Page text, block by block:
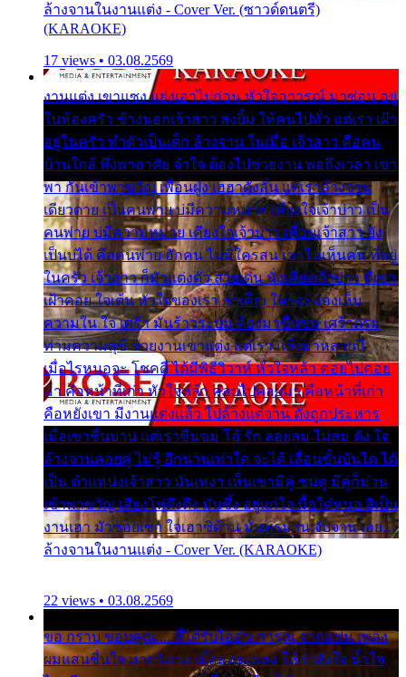
ล้างจานในงานแต่ง - Cover Ver. (ซาวด์ดนตรี)
(KARAOKE)
17 views • 03.08.2569
งานแต่ง เขาแซง แย่งเอาไปก่อน หัวใจอาวรณ์ มาซ่อน อยู่
ในห้องครัว ข้างนอกเจ้าสาว ส่งยิ้ม ให้คนไปทั่ว แต่เรา เฝ้า
อยู่ในครัว ทำตัวเป็นเด็ก ล้างจาน ในเมื่อ เจ้าสาว คือคน
บ้านใกล้ พึ่งพาอาศัย จำใจ ต้องไปช่วยงาน พอถึงเวลา เขา
พา กันเข้าพาขวัญ เพื่อนฝูง เฮฮาดังลั่น แต่เราล้างจาน
เดียวดาย เป็นคนพ่าย บ่มีความหมาย เคียงใจเจ้าบ่าว เป็น
คนพ่าย บ่มีความหมาย เคียงใจเจ้าบ่าว เพื่อนเจ้าสาว ยัง
เป็นบ่ได้ คือคนพ่าย ฮักคน ไม่มีใครสน เขาไม่เห็นคน ที่อยู่
ในครัว เจ้าสาว ก็มัวแต่งตัว สวยเด่น นั่งเคียงเจ้าบ่าว ที่เขา
เฝ้าคอย ใจเต้น หัวใจของเรา ลำเค็ญ ใครจะมองเห็น
ความใน ใจ เศร้า มันร้าวระบม ต้องมาขื่นขม เศร้าตรม
ท่ามความสุขี ช่วยงานเขาแต่ง แต่เรา แล้งมาหลายปี
เมื่อไรหนอจะ โชคดี ได้มีพิธีวิวาห์ หัวใจหล้า คอยไปคอย
มา คือหน้าที่เก่า หัวใจหล้า คอยไปคอยมา คือหน้าที่เก่า
คือหยังเขา มีงานแต่งแล้ว ไปล้างแต่จาน ดั่งถูกประหาร
เมื่อเขาชื่นบาน แต่เราขื่นขม โอ้ รัก ลอยลม ไม่สม ดัง ใจ
ล้างจานคอยคู่ ไม่รู้ อีกนานเท่าใด จะได้ เลื่อนขั้นบันได ได้
เป็น ตำแหน่งเจ้าสาว มันเหงา เห็นเขามีคู่ ซมดู มีคู่ก็ม่วน
เข้าพาขวัญ เสียงโห่ตึงตึง มันซึ้ง อยู่แก่ใจ มื้อใด๋หนอ สิเป็น
งานเฮา มัวซอยเขา ใจเฮาซิด้าน มันทรมาน จับจาน เอย…
ล้างจานในงานแต่ง - Cover Ver. (KARAOKE)
22 views • 03.08.2569
ขอ กราบ ขอบคุณ.... ที่ได้รับไออุ่น การุณ จากแฟน เพลง
ผมแสนชื่นใจ หายวังเวง เมื่อแฟนเพลง ให้กำลังใจ น้ำใจ